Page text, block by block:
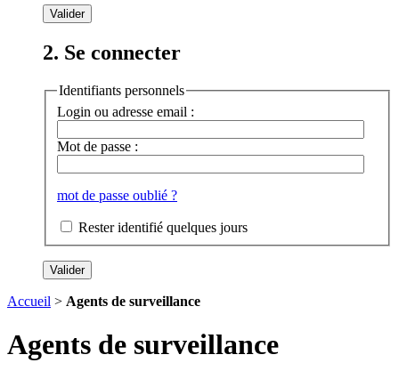
2. Se connecter
Identifiants personnels
Login ou adresse email :
Mot de passe :
mot de passe oublié ?
Rester identifié quelques jours
Accueil > Agents de surveillance
Agents de surveillance